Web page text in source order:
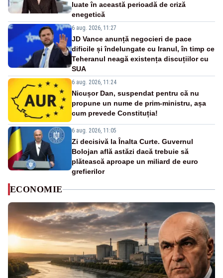
luate în această perioadă de criză
enegetică
6 aug. 2026, 11:27
JD Vance anunță negocieri de pace
dificile și îndelungate cu Iranul, în timp ce
Teheranul neagă existența discuțiilor cu
SUA
6 aug. 2026, 11:24
Nicușor Dan, suspendat pentru că nu
propune un nume de prim-ministru, așa
cum prevede Constituția!
6 aug. 2026, 11:05
Zi decisivă la Înalta Curte. Guvernul
Bolojan află astăzi dacă trebuie să
plătească aproape un miliard de euro
grefierilor
ECONOMIE